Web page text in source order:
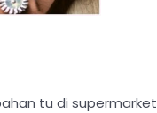
tu di supermarket